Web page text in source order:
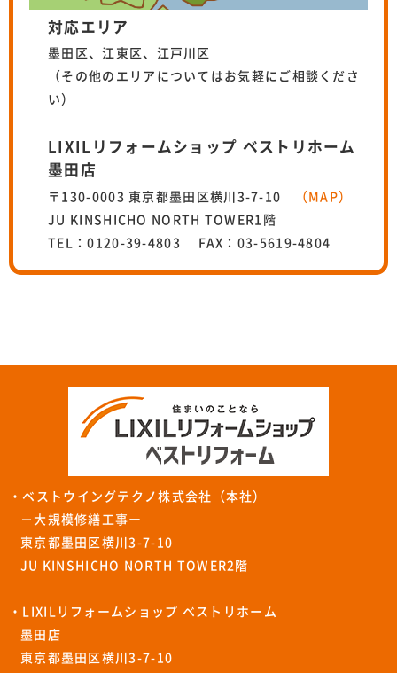
対応エリア
墨田区、江東区、江戸川区
（その他のエリアについてはお気軽にご相談くださ
い）
LIXILリフォームショップ ベストリホーム
墨田店
〒130-0003 東京都墨田区横川3-7-10
（MAP）
JU KINSHICHO NORTH TOWER1階
TEL：0120-39-4803 FAX：03-5619-4804
・ベストウイングテクノ株式会社（本社）
－大規模修繕工事ー
東京都墨田区横川3-7-10
JU KINSHICHO NORTH TOWER2階
・LIXILリフォームショップ ベストリホーム
墨田店
東京都墨田区横川3-7-10